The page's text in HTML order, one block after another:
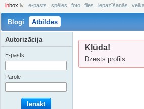
inbox .lv e-pasts spēles foto files iepazīšanās
Blogi Atbildes
Kļūda!
Dzēsts profils
Autorizācija
E-pasts
Parole
Ienākt